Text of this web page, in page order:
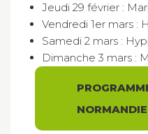
Jeudi 29 février :
Vendredi 1er mars :
Samedi 2 mars :
Dimanche 3 mars :